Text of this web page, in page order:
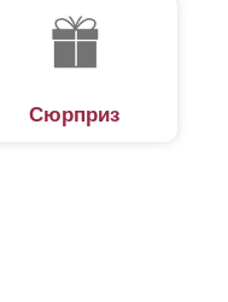
Сюрприз